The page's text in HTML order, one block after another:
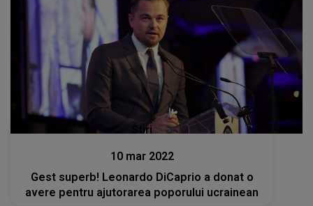
Stiri
10 mar 2022
Gest superb! Leonardo DiCaprio a donat o
avere pentru ajutorarea poporului ucrainean